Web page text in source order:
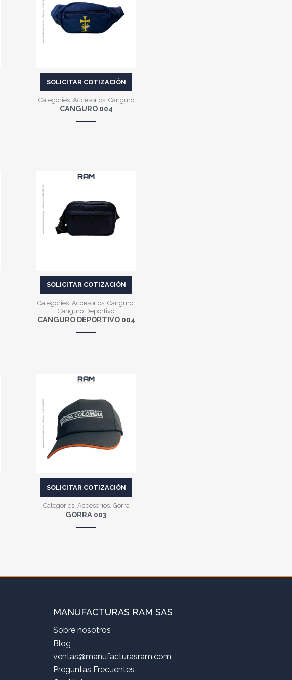
VER MÁS
SOLICITAR COTIZACIÓN
Categories: Accesorios, Canguro
CANGURO 004
SOLICITAR COTIZACIÓN
Categories:Accesorios,Canguro,
Canguro Deportivo
CANGURO DEPORTIVO 004
VER MÁS
SOLICITAR COTIZACIÓN
Categories: Accesorios, Gorra
GORRA 003
MANUFACTURAS RAM SAS
Sobre nosotros
Blog
ventas@manufacturasram.com
Preguntas Frecuentes